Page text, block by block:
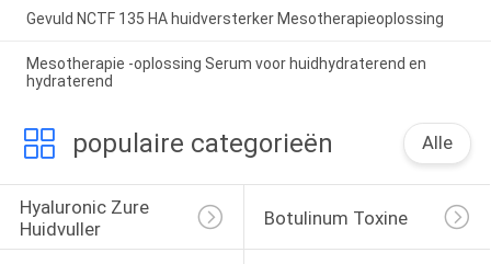
Gevuld NCTF 135 HA huidversterker Mesotherapieoplossing
Mesotherapie -oplossing Serum voor huidhydraterend en
hydraterend
populaire categorieën Alle
Hyaluronic Zure
Huidvuller
Botulinum Toxine